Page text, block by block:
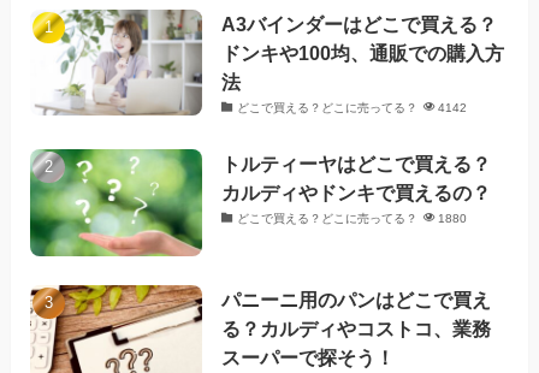
A3バインダーはどこで買える？
ドンキや100均、通販での購入方
法
どこで買える？どこに売ってる？ 4142
トルティーヤはどこで買える？
カルディやドンキで買えるの？
どこで買える？どこに売ってる？ 1880
パニーニ用のパンはどこで買え
る？カルディやコストコ、業務
スーパーで探そう！